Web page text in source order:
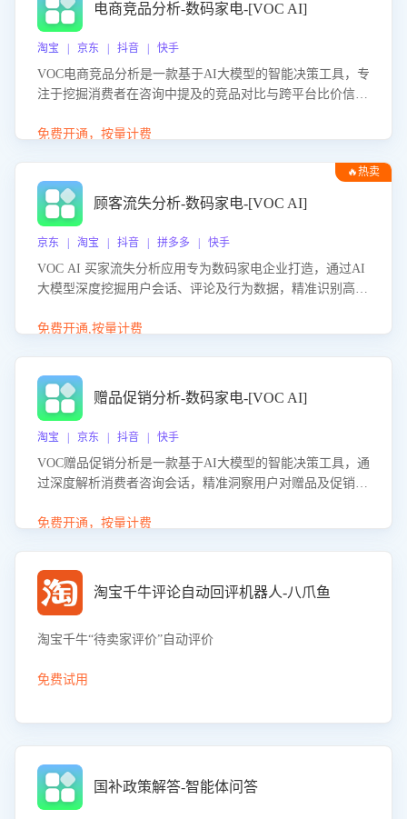
电商竞品分析-数码家电-[VOC AI]
淘宝 | 京东 | 抖音 | 快手
VOC电商竞品分析是一款基于AI大模型的智能决策工具，专
注于挖掘消费者在咨询中提及的竞品对比与跨平台比价信
商品信息，进行多维度交叉对比，并分析消费者的比价行
企业优化营销话术、突出产品与服务优势，有效提升咨询转
化率，避免陷入单纯价格竞争，实现精准扬长避短。
免费开通，按量计费
🔥热卖
顾客流失分析-数码家电-[VOC AI]
京东 | 淘宝 | 抖音 | 拼多多 | 快手
VOC AI 买家流失分析应用专为数码家电企业打造，通过AI
大模型深度挖掘用户会话、评论及行为数据，精准识别高流
应延迟、竞品价格冲击等。系统自动输出可落地的挽回策
免费开通,按量计费
赠品促销分析-数码家电-[VOC AI]
淘宝 | 京东 | 抖音 | 快手
VOC赠品促销分析是一款基于AI大模型的智能决策工具，通
过深度解析消费者咨询会话，精准洞察用户对赠品及促销政
销诉求，帮助企业制定个性化赠品组合策略，优化资源投放
免费开通，按量计费
淘宝千牛评论自动回评机器人-八爪鱼
淘宝千牛“待卖家评价”自动评价
免费试用
国补政策解答-智能体问答